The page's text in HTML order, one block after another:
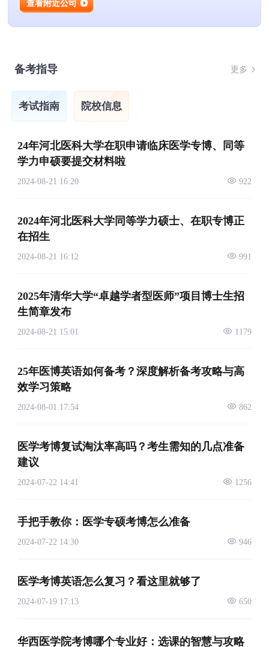
查看附近公司
备考指导 更多
考试指南 院校信息
24年河北医科大学在职申请临床医学专博、同等
学力申硕要提交材料啦
2024-08-21 16:20 922
2024年河北医科大学同等学力硕士、在职专博正
在招生
2024-08-21 16:12 991
2025年清华大学“卓越学者型医师”项目博士生招
生简章发布
2024-08-21 15:01 1179
25年医博英语如何备考？深度解析备考攻略与高
效学习策略
2024-08-01 17:54 862
医学考博复试淘汰率高吗？考生需知的几点准备
建议
2024-07-22 14:41 1256
手把手教你：医学专硕考博怎么准备
2024-07-22 14:30 946
医学考博英语怎么复习？看这里就够了
2024-07-19 17:13 650
华西医学院考博哪个专业好：选课的智慧与攻略